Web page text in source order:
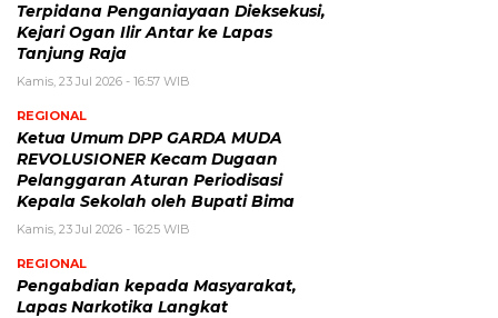
Terpidana Penganiayaan Dieksekusi,
Kejari Ogan Ilir Antar ke Lapas
Tanjung Raja
Kamis, 23 Jul 2026 - 16:57 WIB
REGIONAL
Ketua Umum DPP GARDA MUDA
REVOLUSIONER Kecam Dugaan
Pelanggaran Aturan Periodisasi
Kepala Sekolah oleh Bupati Bima
Kamis, 23 Jul 2026 - 16:25 WIB
REGIONAL
Pengabdian kepada Masyarakat,
Lapas Narkotika Langkat